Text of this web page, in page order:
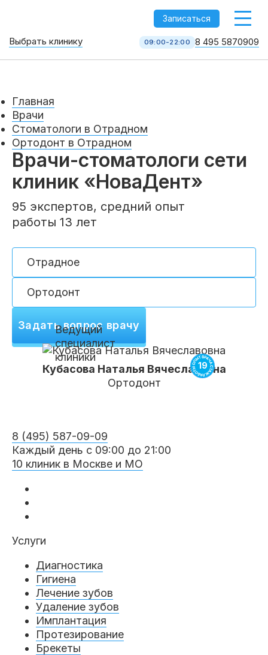
Записаться
8 495 587 09 09
Брекеты Лечение зубов Удаление
Клиники
Петровско-
Разумовская
Центр доктора
Богатова
Красногорск
Все клиники и франшизы (10)
Цены
Врачи
Отзывы
Пациентам База знаний
Выбрать клинику 09:00-22:00 8 495 5870909
Главная
Врачи
Стоматологи в Отрадном
Ортодонт в Отрадном
Врачи-стоматологи сети
клиник «НоваДент»
95 экспертов, средний опыт
работы 13 лет
Задать вопрос врачу
Ведущий
специалист
клиники
Кубасова Наталья Вячеславовна
Ортодонт
19
8 (495) 587-09-09
Каждый день с 09:00 до 21:00
10 клиник в Москве и МО
Услуги
Диагностика
Гигиена
Лечение зубов
Удаление зубов
Имплантация
Протезирование
Брекеты